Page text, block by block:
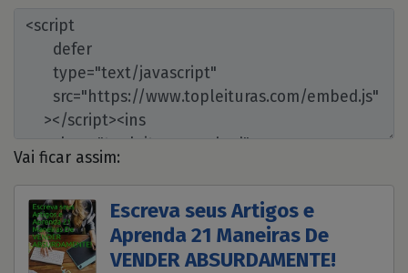
Vai ficar assim:
Escreva seus Artigos e
Aprenda 21 Maneiras De
VENDER ABSURDAMENTE!